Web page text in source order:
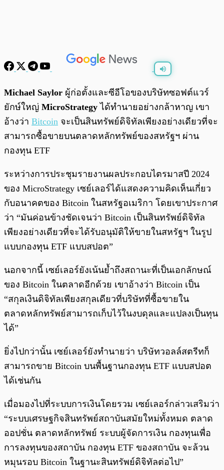
0:00
Michael Saylor ผู้ก่อตั้งและซีอีโอของบริษัทซอฟต์แวร์
ยักษ์ใหญ่ MicroStrategy ได้ทำนายอย่างกล้าหาญ เขา
อ้างว่า Bitcoin จะเป็นสินทรัพย์ดิจิทัลเพียงอย่างเดียวที่จะ
สามารถซื้อขายบนตลาดหลักทรัพย์ของสหรัฐฯ ผ่าน
กองทุน ETF
ระหว่างการประชุมรายงานผลประกอบไตรมาสปี 2024
ของ MicroStrategy เซย์เลอร์ได้แสดงความคิดเห็นเกี่ยว
กับอนาคตของ Bitcoin ในสหรัฐอเมริกา โดยเขาประกาศ
ว่า “มันค่อนข้างชัดเจนว่า Bitcoin เป็นสินทรัพย์ดิจิทัล
เพียงอย่างเดียวที่จะได้รับอนุมัติให้ขายในสหรัฐฯ ในรูป
แบบกองทุน ETF แบบสปอต”
นอกจากนี้ เซย์เลอร์ยังเน้นย้ำถึงสถานะที่เป็นเอกลักษณ์
ของ Bitcoin ในตลาดอีกด้วย เขาอ้างว่า Bitcoin เป็น
“สกุลเงินดิจิทัลเพียงสกุลเดียวที่บริษัทที่ซื้อขายใน
ตลาดหลักทรัพย์สามารถเก็บไว้ในงบดุลและแปลงเป็นทุน
ได้”
ยิ่งไปกว่านั้น เซย์เลอร์ยังทำนายว่า บริษัทวอลล์สตรีทก็
สามารถขาย Bitcoin บนพื้นฐานกองทุน ETF แบบสปอต
ได้เช่นกัน
เมื่อมองไปที่ระบบการเงินโดยรวม เซย์เลอร์กล่าวเสริมว่า
“ระบบเศรษฐกิจสินทรัพย์สถาบันสมัยใหม่ทั้งหมด ตลาด
ออปชั่น ตลาดหลักทรัพย์ ระบบผู้จัดการเงิน กองทุนเพื่อ
การลงทุนของสถาบัน กองทุน ETF ของสถาบัน จะล้วน
หมุนรอบ Bitcoin ในฐานะสินทรัพย์ดิจิทัลต่อไป”